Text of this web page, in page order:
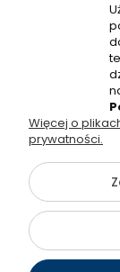
Hossa
Warszawa,
©2026
Więcej o
prywatności.